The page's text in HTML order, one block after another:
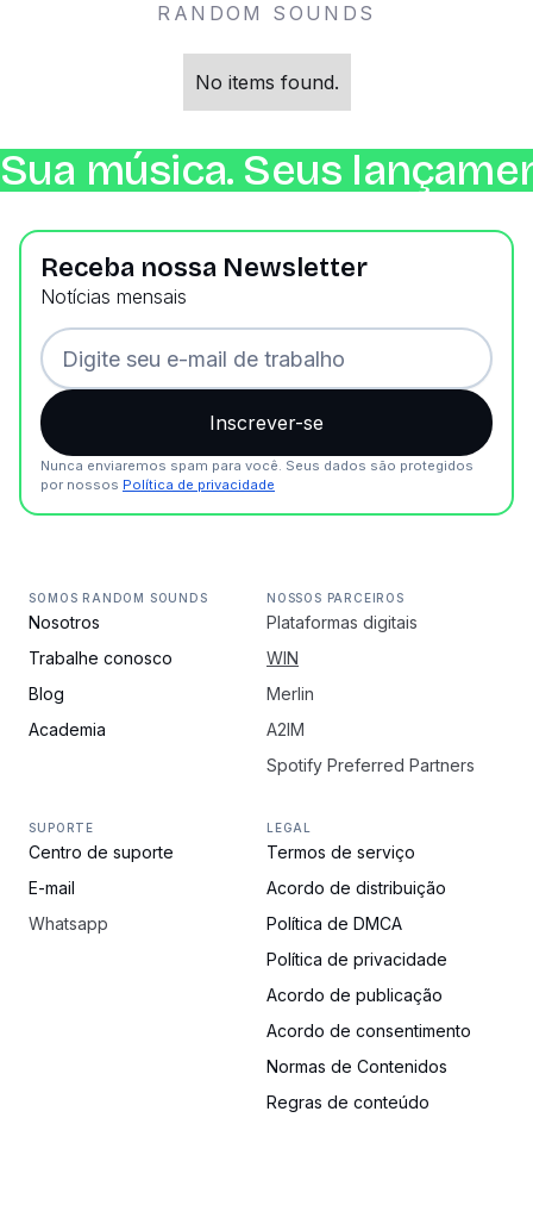
RANDOM SOUNDS
No items found.
Sua música. Seus
Receba nossa Newsletter
Notícias mensais
Nunca enviaremos spam para você. Seus dados são protegidos
por nossos Política de privacidade
SOMOS RANDOM SOUNDS
Nosotros
Trabalhe conosco
Blog
Academia
NOSSOS PARCEIROS
Plataformas digitais
WIN
Merlin
A2IM
Spotify Preferred Partners
SUPORTE
Centro de suporte
E-mail
Whatsapp
LEGAL
Termos de serviço
Acordo de distribuição
Política de DMCA
Política de privacidade
Acordo de publicação
Acordo de consentimento
Normas de Contenidos
Regras de conteúdo